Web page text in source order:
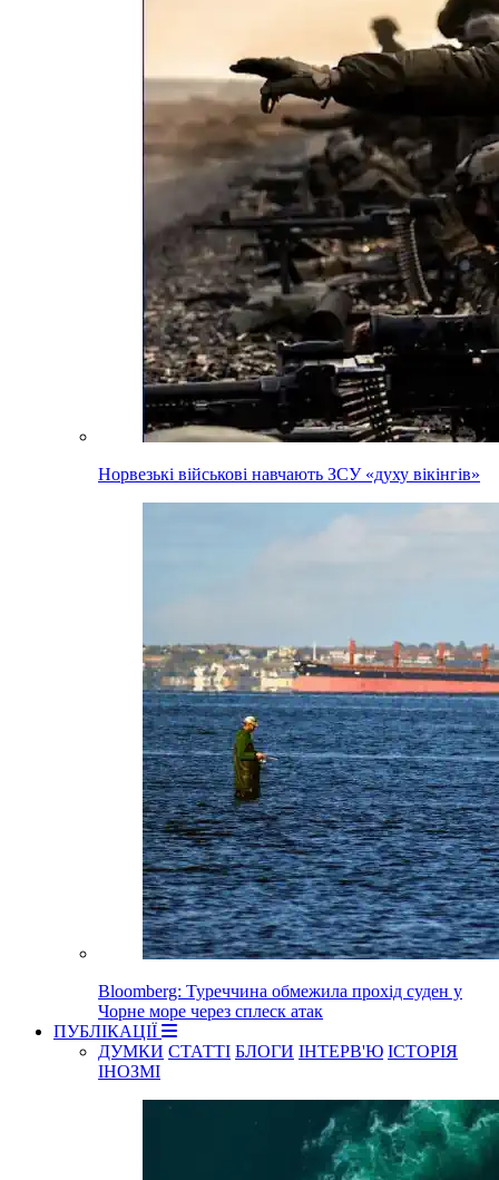
Норвезькі військові навчають ЗСУ «духу вікінгів»
Bloomberg: Туреччина обмежила прохід суден у
Чорне море через сплеск атак
ПУБЛІКАЦІЇ
ДУМКИ СТАТТІ БЛОГИ ІНТЕРВ'Ю ІСТОРІЯ
ІНОЗМІ